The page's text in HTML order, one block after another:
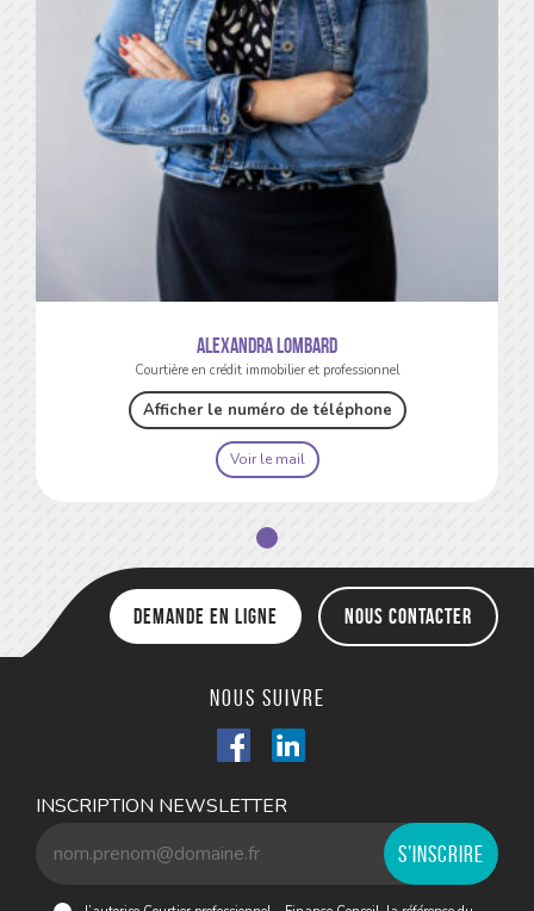
Alexandra LOMBARD
Courtière en crédit immobilier et professionnel
Afficher le numéro de téléphone
Voir le mail
Demande en ligne Nous contacter
Nous suivre
INSCRIPTION NEWSLETTER